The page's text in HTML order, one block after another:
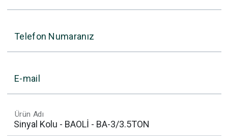
Telefon Numaranız
E-mail
Ürün Adı